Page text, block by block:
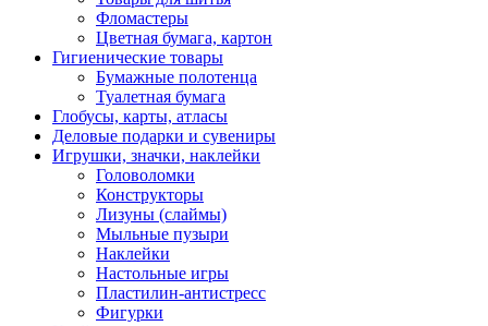
Фломастеры
Цветная бумага, картон
Гигиенические товары
Бумажные полотенца
Туалетная бумага
Глобусы, карты, атласы
Деловые подарки и сувениры
Игрушки, значки, наклейки
Головоломки
Конструкторы
Лизуны (слаймы)
Мыльные пузыри
Наклейки
Настольные игры
Пластилин-антистресс
Фигурки